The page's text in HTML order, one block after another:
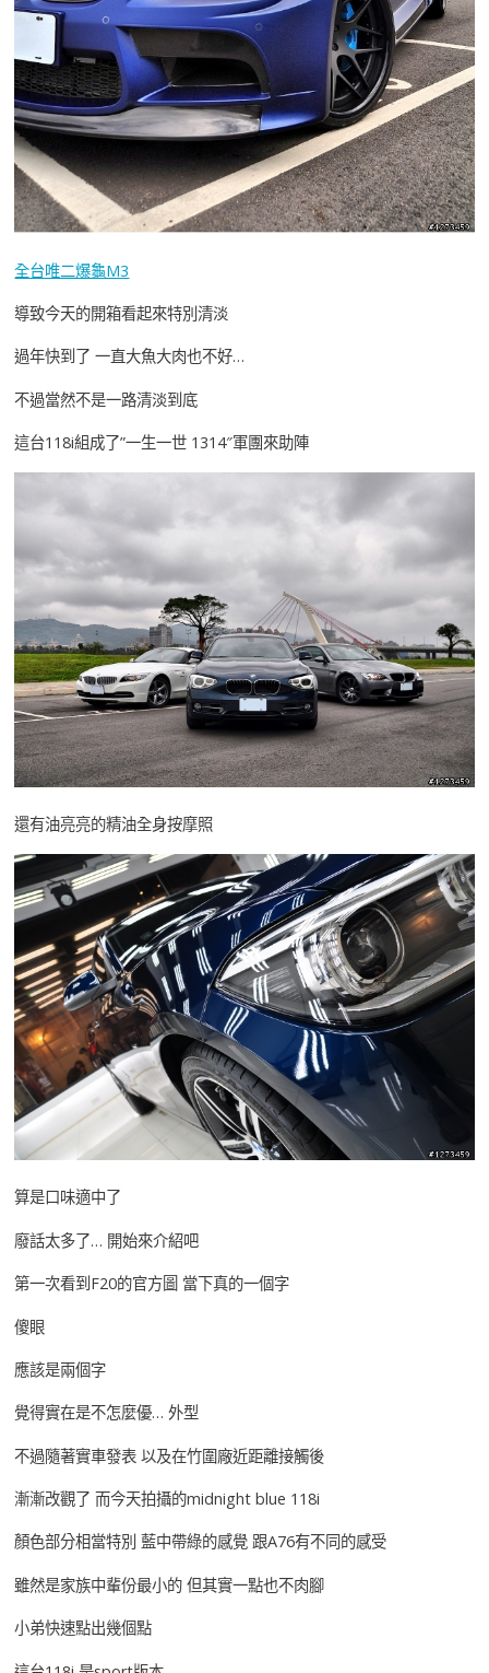
全台唯二爆龜M3
導致今天的開箱看起來特別清淡
過年快到了 一直大魚大肉也不好…
不過當然不是一路清淡到底
這台118i組成了”一生一世 1314″軍團來助陣
還有油亮亮的精油全身按摩照
算是口味適中了
廢話太多了… 開始來介紹吧
第一次看到F20的官方圖 當下真的一個字
傻眼
應該是兩個字
覺得實在是不怎麼優… 外型
不過隨著實車發表 以及在竹圍廠近距離接觸後
漸漸改觀了 而今天拍攝的midnight blue 118i
顏色部分相當特別 藍中帶綠的感覺 跟A76有不同的感受
雖然是家族中輩份最小的 但其實一點也不肉腳
小弟快速點出幾個點